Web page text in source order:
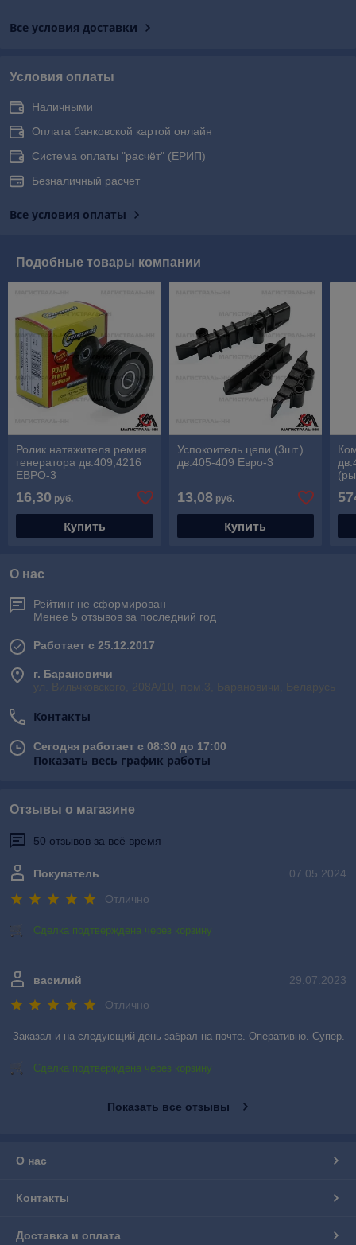
Все условия доставки
Условия оплаты
Наличными
Оплата банковской картой онлайн
Система оплаты "расчёт" (ЕРИП)
Безналичный расчет
Все условия оплаты
Подобные товары компании
Ролик натяжителя ремня
генератора дв.409,4216
ЕВРО-3
16,30 руб.
Купить
Успокоитель цепи (3шт.)
дв.405-409 Евро-3
13,08руб.
Купить
О нас
Рейтинг не сформирован
Менее 5 отзывов за последний год
Работает с 25.12.2017
г. Барановичи
ул. Вильчковского, 208А/10, пом.3, Барановичи, Беларусь
Контакты
Сегодня работает с 08:30 до 17:00
Показать весь график работы
Отзывы о магазине
50 отзывов за всё время
07.05.2024
Покупатель
Отлично
Сделка подтверждена через корзину
29.07.2023
василий
Отлично
Заказал и на следующий день забрал на почте. Оперативно. Супер.
Сделка подтверждена через корзину
Показать все отзывы
О нас
Контакты
Доставка и оплата